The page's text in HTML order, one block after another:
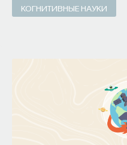
КОГНИТИВНЫЕ НАУКИ